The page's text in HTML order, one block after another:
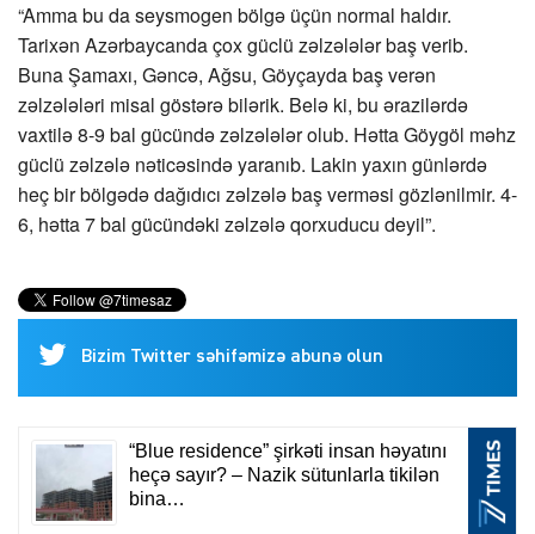
“Amma bu da seysmogen bölgə üçün normal haldır.
Tarixən Azərbaycanda çox güclü zəlzələlər baş verib.
Buna Şamaxı, Gəncə, Ağsu, Göyçayda baş verən
zəlzələləri misal göstərə bilərik. Belə ki, bu ərazilərdə
vaxtilə 8-9 bal gücündə zəlzələlər olub. Hətta Göygöl məhz
güclü zəlzələ nəticəsində yaranıb. Lakin yaxın günlərdə
heç bir bölgədə dağıdıcı zəlzələ baş verməsi gözlənilmir. 4-
6, hətta 7 bal gücündəki zəlzələ qorxuducu deyil”.
Bizim Twitter səhifəmizə abunə olun